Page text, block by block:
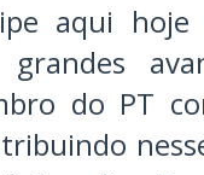
aqui
do PT